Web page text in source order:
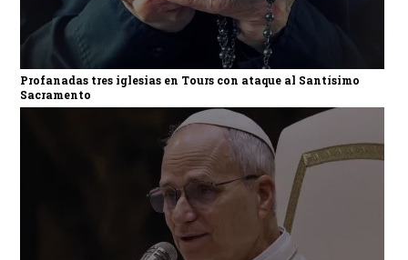
Profanadas tres iglesias en Tours con ataque al Santísimo
Sacramento